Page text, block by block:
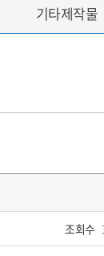
기타제작물
조회수